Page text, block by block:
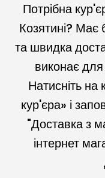
Потрібна
Козятині? Має
та швидка
виконає
Натисніть на
кур'єра» і
"Доставка з
інтернет